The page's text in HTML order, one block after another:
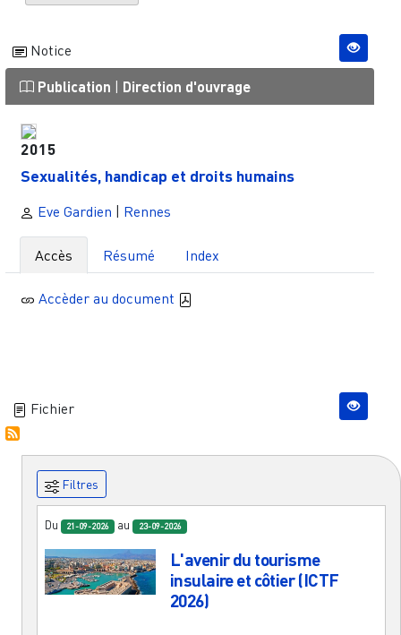
Notice
Publication Direction d'ouvrage
2015
Sexualités, handicap et droits humains
Eve Gardien | Rennes
Accès Résumé Index
Accèder au document
Fichier
Filtres
Du 21-09-2026 au 23-09-2026
L'avenir du tourisme
insulaire et côtier (ICTF
2026)